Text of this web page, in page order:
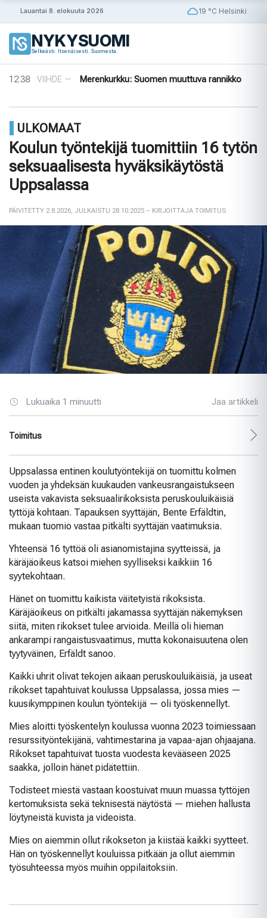
Lauantai 8. elokuuta 2026 19 °C Helsinki
NYKYSUOMI
Selkeästi. Itsenäisesti. Suomesta.
14:56 ULKOMAAT —
Puola ja Yhdysvallat neuvottelevat
pysyvistä sotilastukikohdista
14:42
VIIHDE —
Norjalainen viikinkihauta avattiin
12:38
VIIHDE —
Merenkurkku: Suomen muuttuva rannikko
08:33
Tanska puuttuu tekoälyhuijauksiin
pysyvistä sotilastukikohdista
14:42
VIIHDE Norjalainen viikinkihauta avattiin
ULKOMAAT
Koulun työntekijä tuomittiin 16 tytön
seksuaalisesta hyväksikäytöstä
Uppsalassa
PÄIVITETTY 2.8.2026 JULKAISTU 28.10.2025 – KIRJOITTAJA TOIMITUS
Lukuaika 1 minuutti Jaa artikkeli
Toimitus
Uppsalassa entinen koulutyöntekijä on tuomittu kolmen
vuoden ja yhdeksän kuukauden vankeusrangaistukseen
useista vakavista seksuaalirikoksista peruskouluikäisiä
tyttöjä kohtaan. Tapauksen syyttäjän, Bente Erfäldtin,
mukaan tuomio vastaa pitkälti syyttäjän vaatimuksia.
Yhteensä 16 tyttöä oli asianomistajina syytteissä, ja
käräjäoikeus katsoi miehen syylliseksi kaikkiin 16
syytekohtaan.
Hänet on tuomittu kaikista väitetyistä rikoksista.
Käräjäoikeus on pitkälti jakamassa syyttäjän näkemyksen
siitä, miten rikokset tulee arvioida. Meillä oli hieman
ankarampi rangaistusvaatimus, mutta kokonaisuutena olen
tyytyväinen, Erfäldt sanoo.
Kaikki uhrit olivat tekojen aikaan peruskouluikäisiä, ja useat
rikokset tapahtuivat koulussa Uppsalassa, jossa mies —
kuusikymppinen koulun työntekijä — oli työskennellyt.
Mies aloitti työskentelyn koulussa vuonna 2023 toimiessaan
resurssityöntekijänä, vahtimestarina ja vapaa-ajan ohjaajana.
Rikokset tapahtuivat tuosta vuodesta kevääseen 2025
saakka, jolloin hänet pidätettiin.
Todisteet miestä vastaan koostuivat muun muassa tyttöjen
kertomuksista sekä teknisestä näytöstä — miehen hallusta
löytyneistä kuvista ja videoista.
Mies on aiemmin ollut rikokseton ja kiistää kaikki syytteet.
Hän on työskennellyt kouluissa pitkään ja ollut aiemmin
työsuhteessa myös muihin oppilaitoksiin.